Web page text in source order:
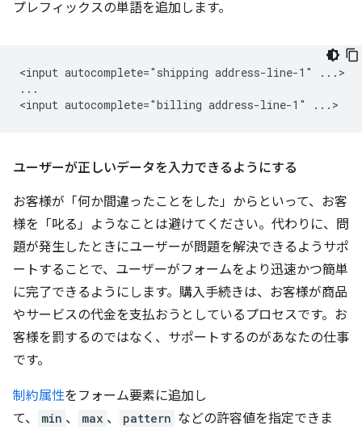
プレフィックスの単語を追加します。
<input autocomplete="shipping address-line-1" ...>
...
ユーザーが正しいデータを入力できるようにする
お客様が「何か間違ったことをした」からといって、お客
様を「叱る」ようなことは避けてください。代わりに、問
題が発生したときにユーザーが問題を解決できるようサポ
ートすることで、ユーザーがフォームをより迅速かつ簡単
に完了できるようにします。購入手続きは、お客様が商品
やサービスの代金を支払おうとしているプロセスです。お
客様を罰するのではなく、サポートするのがあなたの仕事
です。
制約属性をフォーム要素に追加し
て、
min 、 max 、 pattern などの許容値を指定できま